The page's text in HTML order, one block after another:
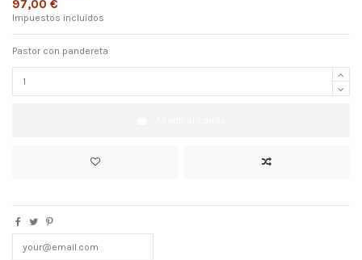
97,00 €
Impuestos incluidos
Pastor con pandereta